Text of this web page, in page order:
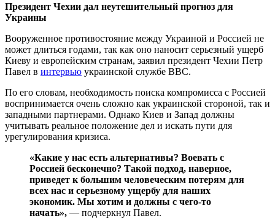
Президент Чехии дал неутешительный прогноз для
Украины
Вооруженное противостояние между Украиной и Россией не
может длиться годами, так как оно наносит серьезный ущерб
Киеву и европейским странам, заявил президент Чехии Петр
Павел в интервью украинской службе ВВС.
По его словам, необходимость поиска компромисса с Россией
воспринимается очень сложно как украинской стороной, так и
западными партнерами. Однако Киев и Запад должны
учитывать реальное положение дел и искать пути для
урегулирования кризиса.
«Какие у нас есть альтернативы? Воевать с
Россией бесконечно? Такой подход, наверное,
приведет к большим человеческим потерям для
всех нас и серьезному ущербу для наших
экономик. Мы хотим и должны с чего-то
начать», — подчеркнул Павел.